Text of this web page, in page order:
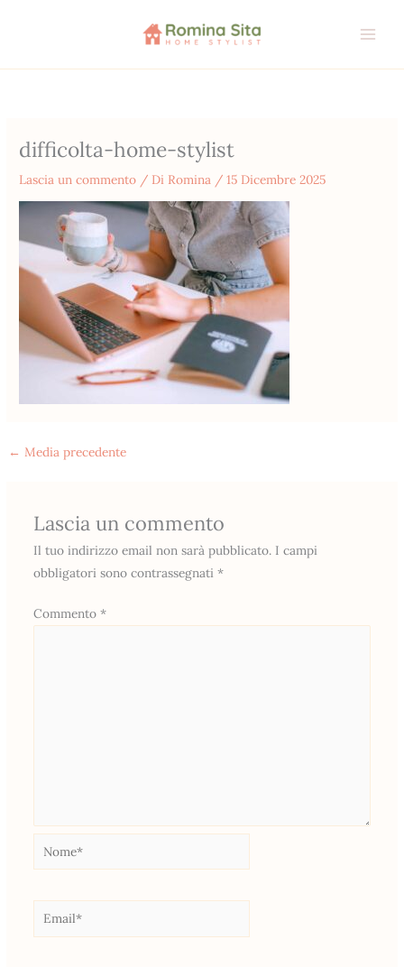
difficolta-home-stylist
Lascia un commento / Di Romina /15 Dicembre 2025
← Media precedente
Lascia un commento
Il tuo indirizzo email non sarà pubblicato. I campi
obbligatori sono contrassegnati *
Commento *
Nome*
Email*